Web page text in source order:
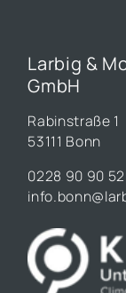
Larbig &
GmbH
Rabinstraße 1
53111 Bonn
0228 90 90